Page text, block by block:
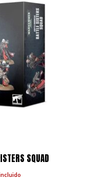
SQUAD